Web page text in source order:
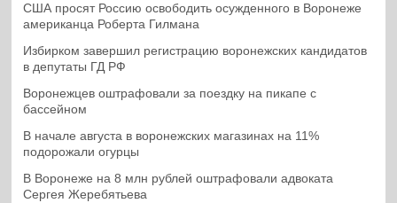
США просят Россию освободить осужденного в Воронеже
американца Роберта Гилмана
Избирком завершил регистрацию воронежских кандидатов
в депутаты ГД РФ
Воронежцев оштрафовали за поездку на пикапе с
бассейном
В начале августа в воронежских магазинах на 11%
подорожали огурцы
В Воронеже на 8 млн рублей оштрафовали адвоката
Сергея Жеребятьева